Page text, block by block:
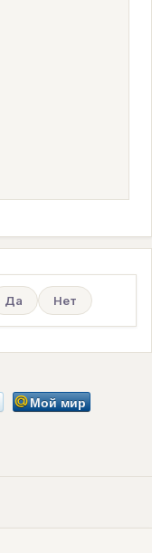
Да Нет
Мой мир